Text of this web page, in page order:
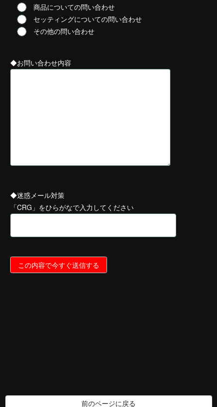
商品についての問い合わせ
セッティングについての問い合わせ
その他の問い合わせ
◆お問い合わせ内容
◆迷惑メール対策
「CRG」をひらがなで入力してください